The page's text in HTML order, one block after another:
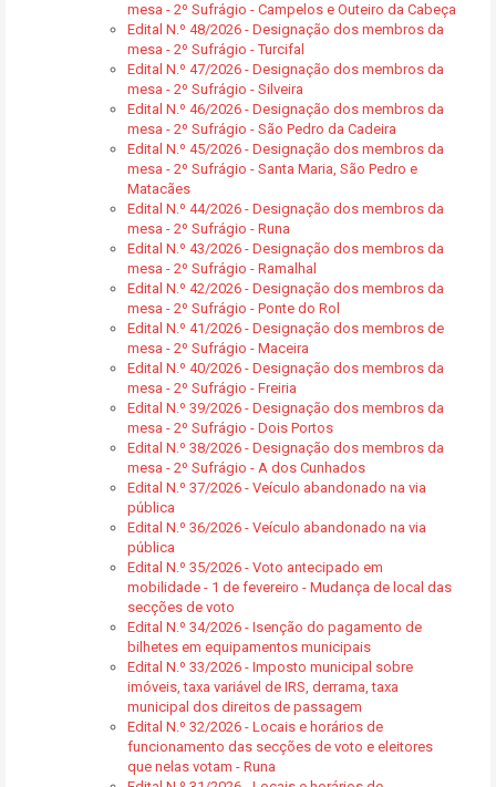
mesa - 2º Sufrágio - Campelos e Outeiro da Cabeça
Edital N.º 48/2026 - Designação dos membros da
mesa - 2º Sufrágio - Turcifal
Edital N.º 47/2026 - Designação dos membros da
mesa - 2º Sufrágio - Silveira
Edital N.º 46/2026 - Designação dos membros da
mesa - 2º Sufrágio - São Pedro da Cadeira
Edital N.º 45/2026 - Designação dos membros da
mesa - 2º Sufrágio - Santa Maria, São Pedro e
Matacães
Edital N.º 44/2026 - Designação dos membros da
mesa - 2º Sufrágio - Runa
Edital N.º 43/2026 - Designação dos membros da
mesa - 2º Sufrágio - Ramalhal
Edital N.º 42/2026 - Designação dos membros da
mesa - 2º Sufrágio - Ponte do Rol
Edital N.º 41/2026 - Designação dos membros de
mesa - 2º Sufrágio - Maceira
Edital N.º 40/2026 - Designação dos membros da
mesa - 2º Sufrágio - Freiria
Edital N.º 39/2026 - Designação dos membros da
mesa - 2º Sufrágio - Dois Portos
Edital N.º 38/2026 - Designação dos membros da
mesa - 2º Sufrágio - A dos Cunhados
Edital N.º 37/2026 - Veículo abandonado na via
pública
Edital N.º 36/2026 - Veículo abandonado na via
pública
Edital N.º 35/2026 - Voto antecipado em
mobilidade - 1 de fevereiro - Mudança de local das
secções de voto
Edital N.º 34/2026 - Isenção do pagamento de
bilhetes em equipamentos municipais
Edital N.º 33/2026 - Imposto municipal sobre
imóveis, taxa variável de IRS, derrama, taxa
municipal dos direitos de passagem
Edital N.º 32/2026 - Locais e horários de
funcionamento das secções de voto e eleitores
que nelas votam - Runa